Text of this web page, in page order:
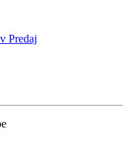
Predaj